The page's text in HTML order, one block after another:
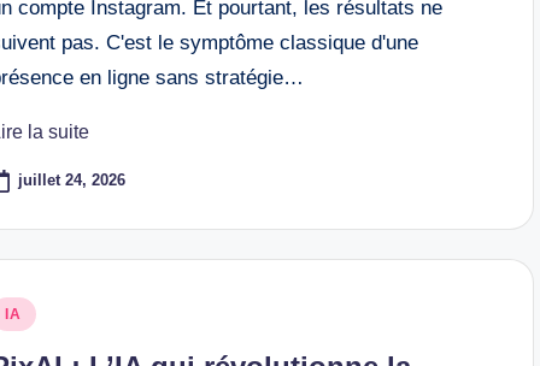
compte Instagram. Et pourtant, les résultats ne
pas. C'est le symptôme classique d'une
en ligne sans stratégie…
la suite
juillet 24, 2026
IA